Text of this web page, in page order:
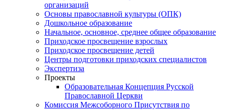
организаций
Основы православной культуры (ОПК)
Дошкольное образование
Начальное, основное, среднее общее образование
Приходское просвещение взрослых
Приходское просвещение детей
Центры подготовки приходских специалистов
Экспертиза
Проекты
Образовательная Концепция Русской
Православной Церкви
Комиссия Межсоборного Присутствия по